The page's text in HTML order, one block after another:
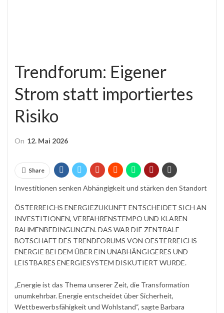
Trendforum: Eigener
Strom statt importiertes
Risiko
On 12. Mai 2026
Share
Investitionen senken Abhängigkeit und stärken den Standort
ÖSTERREICHS ENERGIEZUKUNFT ENTSCHEIDET SICH AN
INVESTITIONEN, VERFAHRENSTEMPO UND KLAREN
RAHMENBEDINGUNGEN. DAS WAR DIE ZENTRALE
BOTSCHAFT DES TRENDFORUMS VON OESTERREICHS
ENERGIE BEI DEM ÜBER EIN UNABHÄNGIGERES UND
LEISTBARES ENERGIESYSTEM DISKUTIERT WURDE.
„Energie ist das Thema unserer Zeit, die Transformation
unumkehrbar. Energie entscheidet über Sicherheit,
Wettbewerbsfähigkeit und Wohlstand“, sagte Barbara